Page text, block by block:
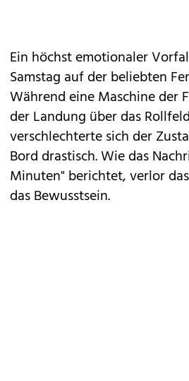
Ein höchst emotionaler
Samstag auf der beliebten
Während eine Maschine der
der Landung über das
verschlechterte sich der
Bord drastisch. Wie das
Minuten" berichtet, verlor
das Bewusstsein.